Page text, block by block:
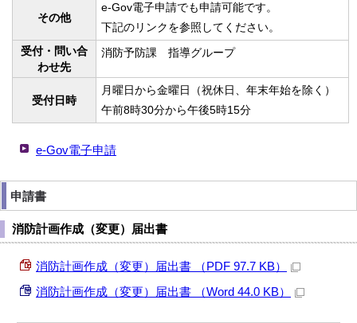
その他
e-Gov電子申請でも申請可能です。
下記のリンクを参照してください。
受付・問い合
わせ先
消防予防課 指導グループ
受付日時
月曜日から金曜日（祝休日、年末年始を除く）
午前8時30分から午後5時15分
e-Gov電子申請
申請書
消防計画作成（変更）届出書
消防計画作成（変更）届出書 （PDF 97.7 KB）
消防計画作成（変更）届出書 （Word 44.0 KB）